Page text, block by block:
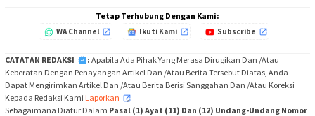
Tetap Terhubung Dengan Kami:
WA Channel Ikuti Kami Subscribe
CATATAN REDAKSI : Apabila Ada Pihak Yang Merasa Dirugikan Dan /Atau
Keberatan Dengan Penayangan Artikel Dan /Atau Berita Tersebut Diatas, Anda
Dapat Mengirimkan Artikel Dan /Atau Berita Berisi Sanggahan Dan /Atau Koreksi
Kepada Redaksi Kami Laporkan
,
Sebagaimana Diatur Dalam Pasal (1) Ayat (11) Dan (12) Undang-Undang Nomor